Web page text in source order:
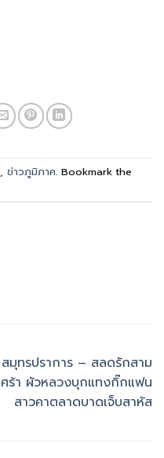
, ข่าวภูมิภาค. Bookmark the
สมุทรปราการ – สลดรักสาม
ศร้า ผัวหลวงบุกแทงกิ๊กแฟน
สาวคาตลาดบาดเจ็บสาหัส